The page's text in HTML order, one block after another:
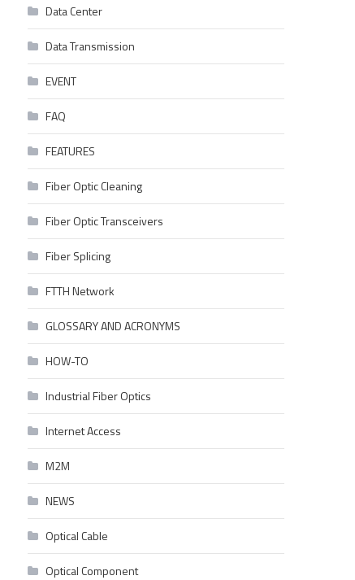
Data Center
Data Transmission
EVENT
FAQ
FEATURES
Fiber Optic Cleaning
Fiber Optic Transceivers
Fiber Splicing
FTTH Network
GLOSSARY AND ACRONYMS
HOW-TO
Industrial Fiber Optics
Internet Access
M2M
NEWS
Optical Cable
Optical Component